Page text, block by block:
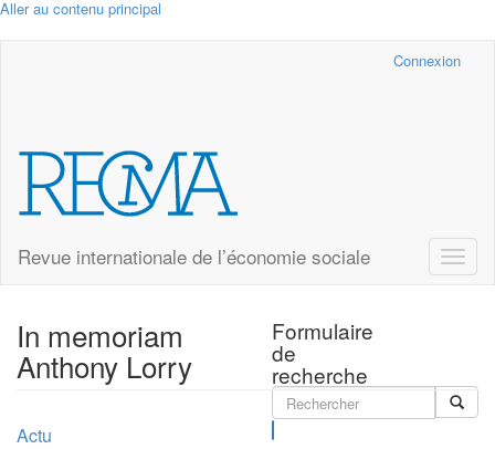
Aller au contenu principal
Connexion
Revue internationale de l’économie sociale
Toggle
Formulaire
de
recherche
In memoriam
Anthony Lorry
Actu